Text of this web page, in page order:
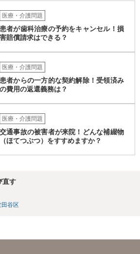
、家での生活では出なかった他害行動（暴
が、それは、現在のグループホームの生活
スが出ている可能性も高いところです。 な
ームに入って日が浅いなどの場合には、も
ませんが、時間が経っているのに２度目の
とであれば、問題は思ったより深刻かもし
一度職員の方と暴力が生じた際の事実経緯
何か変化がなかったかなどのお子さんの障
析をしてみると再発防止策が浮かぶかもし
医療・介護問題
患者が歯科治療の予約をキャンセル！損
害賠償請求はできる？
医療・介護問題
患者からの一方的な契約解除！受領済み
の費用の返還義務は？
医療・介護問題
交通事故の被害者が来院！どんな補綴物
（ほてつぶつ）をすすめますか？
直す
田谷区